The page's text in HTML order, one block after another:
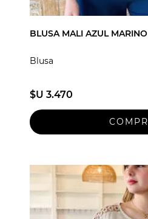
BLUSA MALI AZUL MARINO
Blusa
$U 3.470